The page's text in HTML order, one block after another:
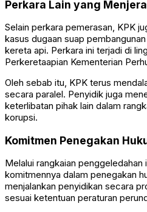
Perkara Lain yang
Selain perkara pemerasan, KPK
kasus dugaan suap
kereta api. Perkara ini terjadi di
Perkeretaapian Kementerian
Oleh sebab itu, KPK terus
secara paralel. Penyidik juga
keterlibatan pihak lain dalam
korupsi.
Komitmen Penegakan
Melalui rangkaian
komitmennya dalam penegakan
menjalankan penyidikan secara
sesuai ketentuan peraturan